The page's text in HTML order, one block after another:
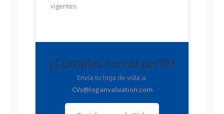
vigentes.
¿Cumples con el perfil?
Envía tu hoja de vida a:
CVs@loganvaluation.com